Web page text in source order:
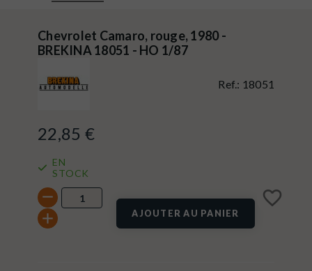
Chevrolet Camaro, rouge, 1980 -
BREKINA 18051 - HO 1/87
Ref.: 18051
22,85 €
EN
STOCK
AJOUTER AU PANIER
favorite_border